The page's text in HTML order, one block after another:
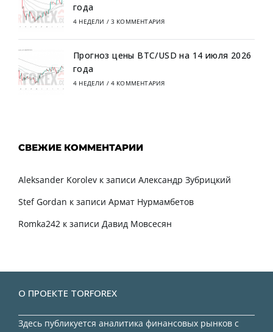
года
4 НЕДЕЛИ / 3 КОММЕНТАРИЯ
Прогноз цены BTC/USD на 14 июля 2026
года
4 НЕДЕЛИ / 4 КОММЕНТАРИЯ
СВЕЖИЕ КОММЕНТАРИИ
Aleksander Korolev к записи Александр Зубрицкий
Stef Gordan к записи Армат Нурмамбетов
Romka242 к записи Давид Мовсесян
О ПРОЕКТЕ TORFOREX
Здесь публикуется аналитика финансовых рынков с